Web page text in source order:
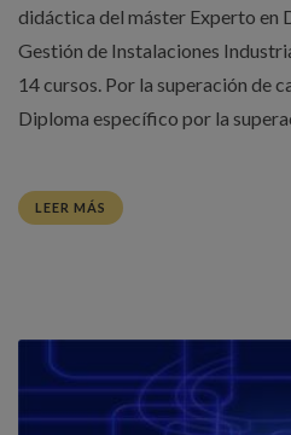
didáctica del máster Experto en
Gestión de Instalaciones
14 cursos. Por la superación de
Diploma específico por la
LEER MÁS